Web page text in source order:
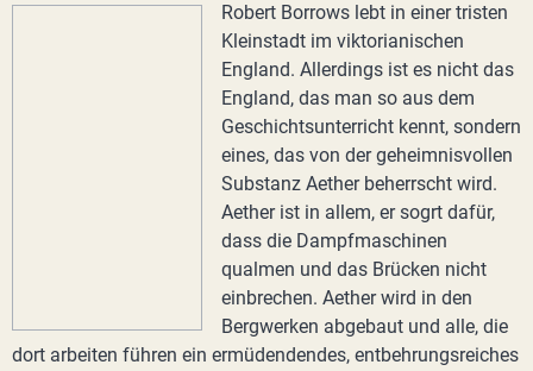
Robert Borrows lebt in einer tristen
Kleinstadt im viktorianischen
England. Allerdings ist es nicht das
England, das man so aus dem
Geschichtsunterricht kennt, sondern
eines, das von der geheimnisvollen
Substanz Aether beherrscht wird.
Aether ist in allem, er sogrt dafür,
dass die Dampfmaschinen
qualmen und das Brücken nicht
einbrechen. Aether wird in den
Bergwerken abgebaut und alle, die
dort arbeiten führen ein ermüdendendes, entbehrungsreiches